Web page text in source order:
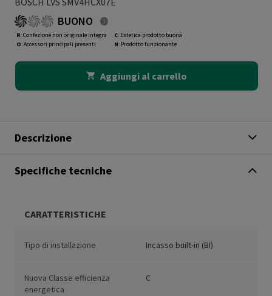
BUONO
R: Confezione non originale integra
O: Accessori principali presenti
C: Estetica prodotto buona
N: Prodotto funzionante
Aggiungi al carrello
Descrizione
Specifiche tecniche
CARATTERISTICHE
Tipo di installazione Incasso built-in (BI)
Nuova Classe efficienza
energetica
C